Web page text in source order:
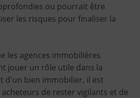
ou pourrait être
les risques pour finaliser la
les agences immobilières
jouer un rôle utile dans la
d'un bien immobilier, il est
de rester vigilants et de